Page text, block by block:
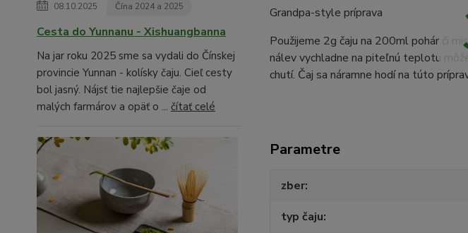
08.10.2025 Čína 2024 a 2025
Cesta do Yunnanu - Xishuangbanna
Na jar roku 2025 sme sa vydali do Čínskej
provincie Yunnan - kolísky čaju. Cieľ cesty
bol jasný. Nájsť tie najlepšie čaje od
malých farmárov a opäť o ... čítať celé
Grandpa-style príprava
Použijeme 2g čaju na 200ml pohár či
nálev vychladne na piteľnú teplotu
chutí. Čaj sa náramne hodí na túto
Parametre
zber
typ čaju